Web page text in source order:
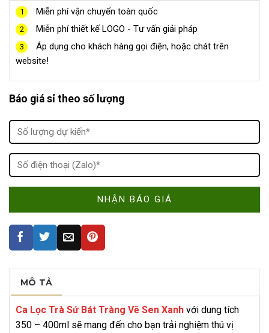
1 Miễn phí vận chuyển toàn quốc
2 Miễn phí thiết kế LOGO - Tư vấn giải pháp
3
Áp dụng cho khách hàng gọi điện, hoặc chát trên
website!
Báo giá sỉ theo số lượng
MÔ TẢ
Ca Lọc Trà Sứ Bát Tràng Vẽ Sen Xanh với dung tích
350 – 400ml sẽ mang đến cho bạn trải nghiệm thú vị